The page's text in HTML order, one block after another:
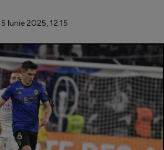
2025, 12:15